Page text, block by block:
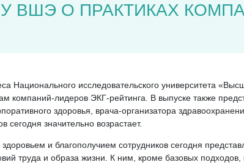
ВШЭ О ПРАКТИКАХ
Национального исследовательского университета
компаний-лидеров ЭКГ-рейтинга. В выпуске также
здоровья, врача-организатора
сегодня значительно возрастает.
и благополучием сотрудников сегодня
труда и образа жизни. К ним, кроме базовых